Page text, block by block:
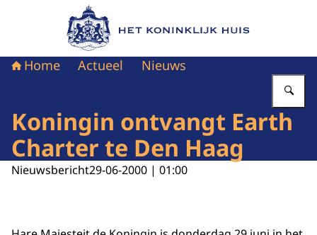
Naar de homepage van Het Koninklijk Huis
Home Actueel Nieuws
Koningin ontvangt Earth
Charter te Den Haag
Nieuwsbericht29-06-2000 | 01:00